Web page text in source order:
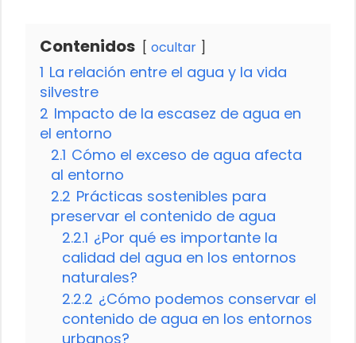
Contenidos ocultar
1 La relación entre el agua y la vida
silvestre
2 Impacto de la escasez de agua en
el entorno
2.1 Cómo el exceso de agua afecta
al entorno
2.2 Prácticas sostenibles para
preservar el contenido de agua
2.2.1 ¿Por qué es importante la
calidad del agua en los entornos
naturales?
2.2.2 ¿Cómo podemos conservar el
contenido de agua en los entornos
urbanos?